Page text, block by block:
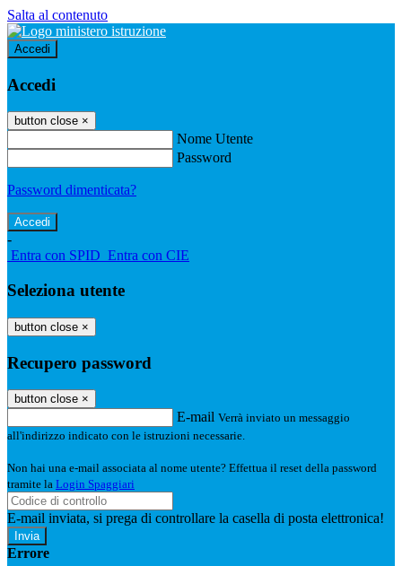
Salta al contenuto
Accedi
Accedi
button close ×
Nome Utente
Password
Password dimenticata?
-
Entra con SPID Entra con CIE
Seleziona utente
button close ×
Recupero password
button close ×
E-mail Verrà inviato un messaggio
all'indirizzo indicato con le istruzioni necessarie.
Non hai una e-mail associata al nome utente? Effettua il reset della password
tramite la Login Spaggiari
E-mail inviata, si prega di controllare la casella di posta elettronica!
Errore